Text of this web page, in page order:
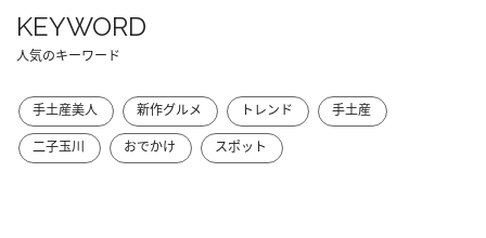
KEYWORD
人気のキーワード
手土産美人 新作グルメ トレンド
手土産
二子玉川
おでかけ スポット